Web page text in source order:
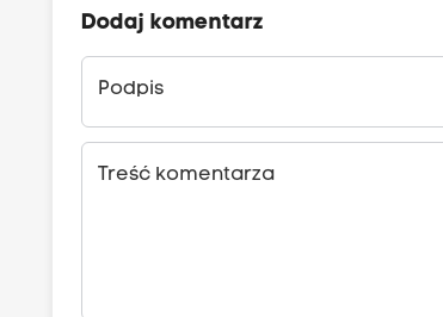
Dodaj komentarz
Podpis
Treść komentarza